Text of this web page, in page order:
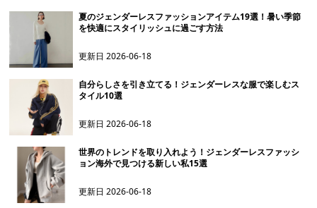
夏のジェンダーレスファッションアイテム19選！暑い季節
を快適にスタイリッシュに過ごす方法
更新日2026-06-18
自分らしさを引き立てる！ジェンダーレスな服で楽しむス
タイル10選
更新日2026-06-18
世界のトレンドを取り入れよう！ジェンダーレスファッシ
ョン海外で見つける新しい私15選
更新日2026-06-18